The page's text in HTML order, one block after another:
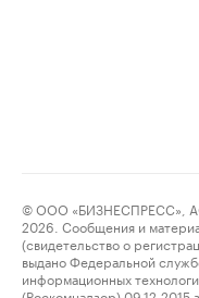
© ООО «БИЗНЕСПРЕСС»,
2026. Сообщения и
(свидетельство о
выдано Федеральной
информационных